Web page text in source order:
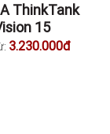
ThinkTank
15
3.230.000đ